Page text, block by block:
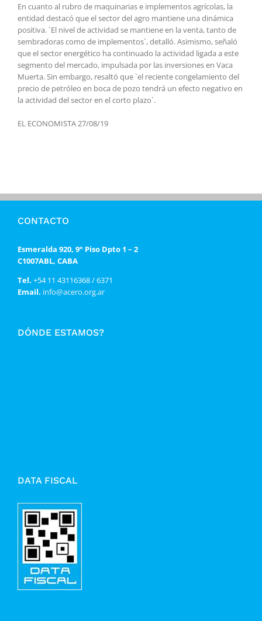
En cuanto al rubro de maquinarias e implementos agrícolas, la
entidad destacó que el sector del agro mantiene una dinámica
positiva. `El nivel de actividad se mantiene en la venta, tanto de
sembradoras como de implementos`, detalló. Asimismo, señaló
que el sector energético ha continuado la actividad ligada a este
segmento del mercado, impulsada por las inversiones en Vaca
Muerta. Sin embargo, resaltó que `el reciente congelamiento del
precio de petróleo en boca de pozo tendrá un efecto negativo en
la actividad del sector en el corto plazo`.
EL ECONOMISTA 27/08/19
CONTACTO
Esmeralda 920, 9° Piso Dpto 1 – 2
C1007ABL, CABA
Tel. +54 11 43116368 / 6371
Email. info@acero.org.ar
DÓNDE ESTAMOS?
DATA FISCAL